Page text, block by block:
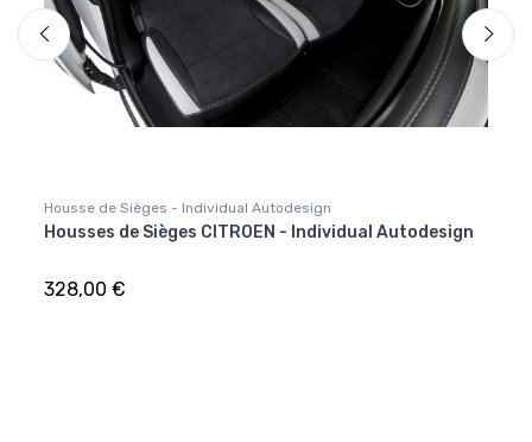
Housse de Sièges - Individual Autodesign
Housses de Sièges CITROEN - Individual Autodesign
328,00 €